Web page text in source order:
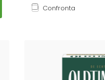
Confronta